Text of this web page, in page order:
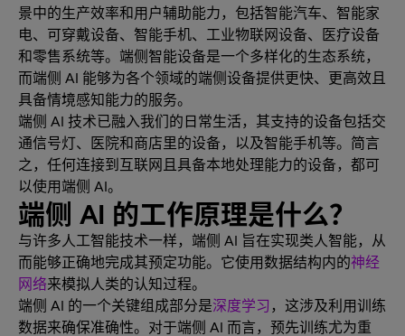
景中的生产效率和用户辅助能力，包括智能汽车、智能家
电、可穿戴设备、智能手机、工业物联网设备、医疗设备
和零售系统等。端侧智能设备是一个多样化的生态系统，
而端侧 AI 能够为各个领域的端侧设备提供更快、更高效且
具备情境感知能力的服务。
端侧 AI 技术已融入我们的日常生活，其支持的设备包括交
通信号灯、医院和商店里的设备，以及智能手机等。简言
之，任何连接到互联网且具备本地处理能力的设备，都可
以使用端侧 AI。
端侧 AI 的工作原理是什么？
与许多人工智能技术一样，端侧 AI 旨在实现类人智能，从
而能够正确地完成其预定功能。它使用数据结构内的神经
网络来模拟人类的认知过程。
端侧 AI 的一个关键组成部分是深度学习 ，这涉及利用训练
数据来确保准确性。对于端侧 AI 而言，预先训练尤为重